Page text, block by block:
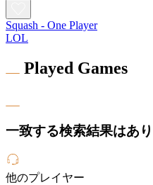
Squash - One Player
LOL
Played Games
一致する検索結果はあ
他のプレイヤー